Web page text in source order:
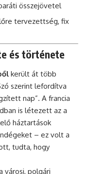
összejövetel
tervezettség, fix
és története
került át több
szerint lefordítva
nap”. A francia
is létezett az a
háztartások
– ez volt a
tudta, hogy
városi, polgári